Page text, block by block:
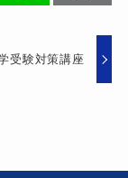
受験対策講座